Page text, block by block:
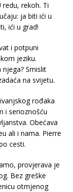
redu, rekoh. Ti
ja biti ići u
ići u grad!
i potpuni
jeziku.
Smislit
na svijetu.
rođaka
i serioznošću
Obećava
ali i nama. Pierre
cesti.
provjerava je
Bez greške
otmjenog